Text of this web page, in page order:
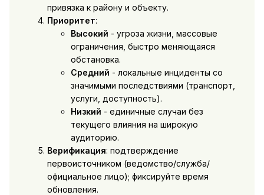
привязка к району и объекту.
Приоритет:
Высокий - угроза жизни, массовые
ограничения, быстро меняющаяся
обстановка.
Средний - локальные инциденты со
значимыми последствиями (транспорт,
услуги, доступность).
Низкий - единичные случаи без
текущего влияния на широкую
аудиторию.
Верификация: подтверждение
первоисточником (ведомство/служба/
официальное лицо); фиксируйте время
обновления.